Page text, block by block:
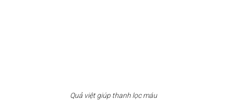
Quả việt giúp thanh lọc máu